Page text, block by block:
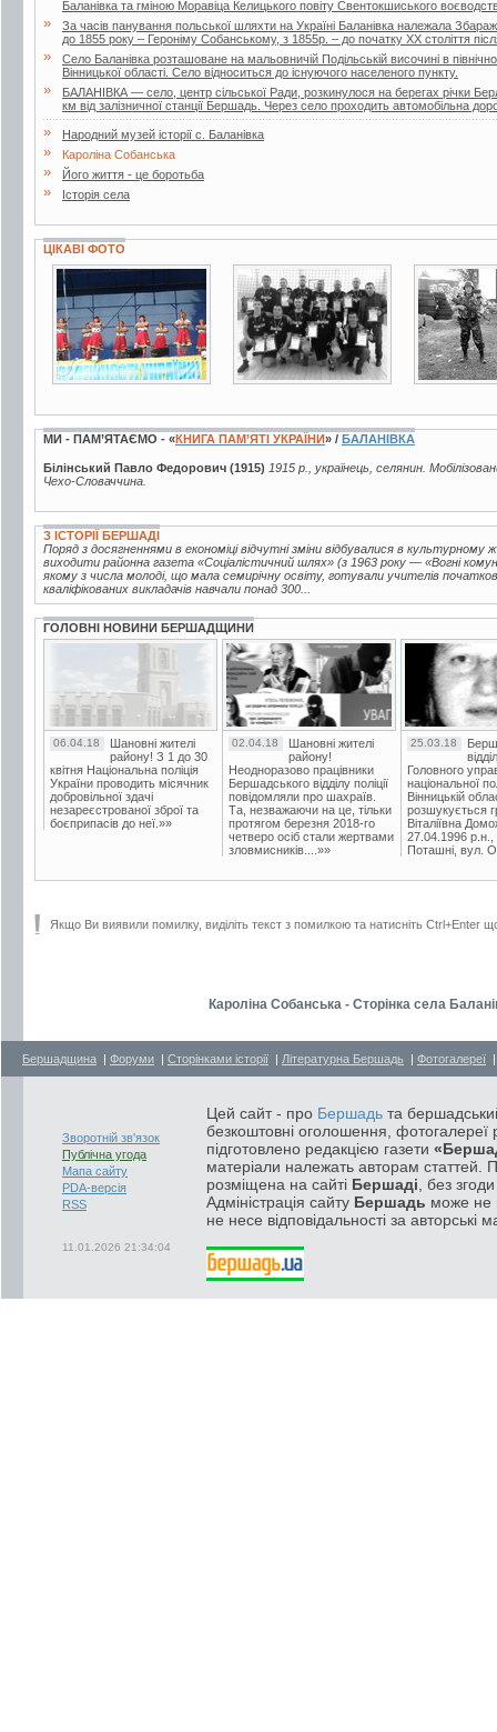
Баланівка та гміною Моравіца Келицького повіту Свентокшиського
»
За часів панування польської шляхти на Україні Баланівка належала
до 1855 року – Героніму Собанському, з 1855р. – до початку XX століття
»
Село Баланівка розташоване на мальовничій Подільській височині в
Вінницької області. Село відноситься до існуючого населеного пункту.
»
БАЛАНІВКА — село, центр сільської Ради, розкинулося на берегах річки
км від залізничної станції Бершадь. Через село проходить автомобільна
» Народний музей історії с. Баланівка
» Кароліна Собанська
» Його життя - це боротьба
» Історія села
ЦІКАВІ ФОТО
2 фото 3 фото
МИ - ПАМ’ЯТАЄМО - «КНИГА ПАМ’ЯТІ УКРАЇНИ» / БАЛАНІВКА
Білінський Павло Федорович (1915) 1915 р., українець, селянин.
Чехо-Словаччина.
З ІСТОРІЇ БЕРШАДІ
Поряд з досягненнями в економіці відчутні зміни відбувалися в
виходити районна газета «Соціалістичний шлях» (з 1963 року — «Вогні
якому з числа молоді, що мала семирічну освіту, готували учителів
кваліфікованих викладачів навчали понад 300...
ГОЛОВНІ НОВИНИ БЕРШАДЩИНИ
06.04.18
Шановні жителі
району! З 1 до 30
квітня Національна поліція
України проводить місячник
добровільної здачі
незареєстрованої зброї та
боєприпасів до неї.»»
02.04.18
Шановні жителі
району!
Неодноразово працівники
Бершадського відділу поліції
повідомляли про шахраїв.
Та, незважаючи на це, тільки
протягом березня 2018-го
четверо осіб стали жертвами
зловмисників....»»
25.03.18
Головного
національної
Вінницькій
розшукується
Віталіївна
27.04.1996 р.н.,
Поташні, вул.
Якщо Ви виявили помилку, виділіть текст з помилкою та натисніть Ctrl+Enter
Кароліна Собанська - Сторінка села
Бершадщина | Форуми | Сторінками історії | Літературна Бершадь | Фотогалереї
Зворотній зв'язок
Публічна угода
Мапа сайту
PDA-версія
RSS
11.01.2026 21:34:04
Цей сайт - про Бершадь та
безкоштовні оголошення, фотогалереї
підготовлено редакцією газети
матеріали належать авторам статтей.
розміщена на сайті Бершаді , без
Адміністрація сайту Бершадь може не
не несе відповідальності за авторські